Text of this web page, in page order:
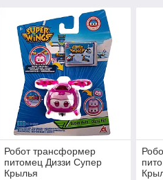
Робот трансформер
питомец Диззи Супер
Крылья